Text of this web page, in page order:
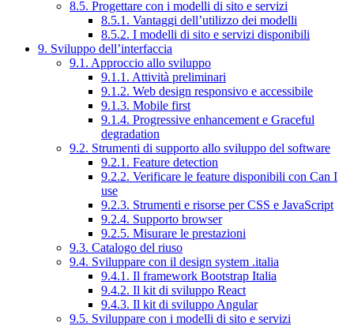
8.5. Progettare con i modelli di sito e servizi
8.5.1. Vantaggi dell’utilizzo dei modelli
8.5.2. I modelli di sito e servizi disponibili
9. Sviluppo dell’interfaccia
9.1. Approccio allo sviluppo
9.1.1. Attività preliminari
9.1.2. Web design responsivo e accessibile
9.1.3. Mobile first
9.1.4. Progressive enhancement e Graceful
degradation
9.2. Strumenti di supporto allo sviluppo del software
9.2.1. Feature detection
9.2.2. Verificare le feature disponibili con Can I
use
9.2.3. Strumenti e risorse per CSS e JavaScript
9.2.4. Supporto browser
9.2.5. Misurare le prestazioni
9.3. Catalogo del riuso
9.4. Sviluppare con il design system .italia
9.4.1. Il framework Bootstrap Italia
9.4.2. Il kit di sviluppo React
9.4.3. Il kit di sviluppo Angular
9.5. Sviluppare con i modelli di sito e servizi